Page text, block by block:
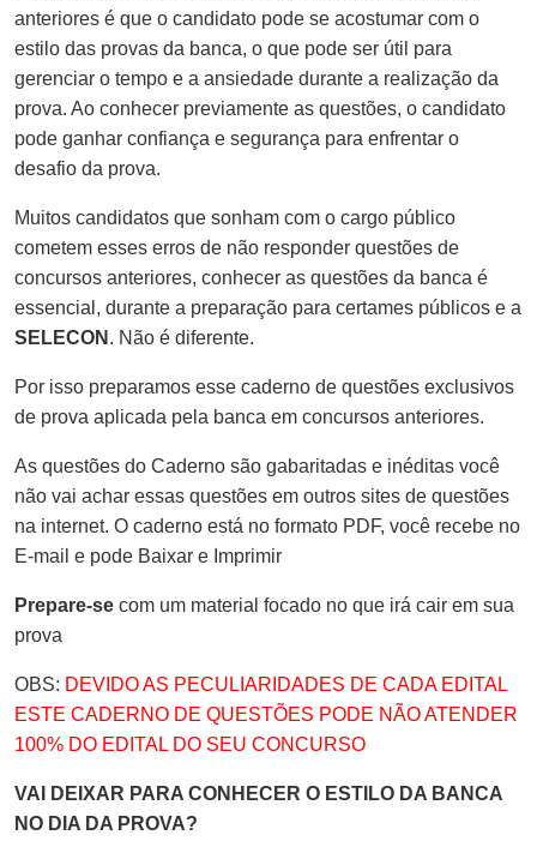
anteriores é que o candidato pode se acostumar com o
estilo das provas da banca, o que pode ser útil para
gerenciar o tempo e a ansiedade durante a realização da
prova. Ao conhecer previamente as questões, o candidato
pode ganhar confiança e segurança para enfrentar o
desafio da prova.
Muitos candidatos que sonham com o cargo público
cometem esses erros de não responder questões de
concursos anteriores, conhecer as questões da banca é
essencial, durante a preparação para certames públicos e a
SELECON . Não é diferente.
Por isso preparamos esse caderno de questões exclusivos
de prova aplicada pela banca em concursos anteriores.
As questões do Caderno são gabaritadas e inéditas você
não vai achar essas questões em outros sites de questões
na internet. O caderno está no formato PDF, você recebe no
E-mail e pode Baixar e Imprimir
Prepare-se com um material focado no que irá cair em sua
prova
OBS: DEVIDO AS PECULIARIDADES DE CADA EDITAL
ESTE CADERNO DE QUESTÕES PODE NÃO ATENDER
100% DO EDITAL DO SEU CONCURSO
VAI DEIXAR PARA CONHECER O ESTILO DA BANCA
NO DIA DA PROVA?